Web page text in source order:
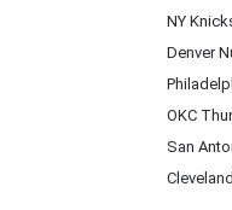
NY
Denver
OKC
San